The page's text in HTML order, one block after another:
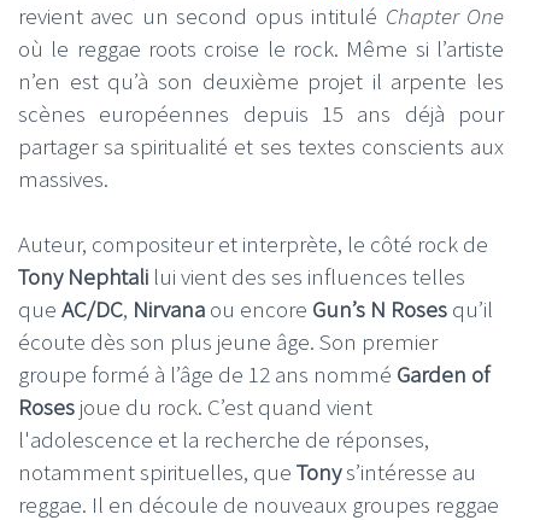
revient avec un second opus intitulé Chapter One
où le reggae roots croise le rock. Même si l’artiste
n’en est qu’à son deuxième projet il arpente les
scènes européennes depuis 15 ans déjà pour
partager sa spiritualité et ses textes conscients aux
massives.
Auteur, compositeur et interprète, le côté rock de
Tony Nephtali lui vient des ses influences telles
que AC/DC, Nirvana ou encore Gun’s N Roses qu’il
écoute dès son plus jeune âge. Son premier
groupe formé à l’âge de 12 ans nommé Garden of
Roses joue du rock. C’est quand vient
l'adolescence et la recherche de réponses,
notamment spirituelles, que Tonys’intéresse au
reggae. Il en découle de nouveaux groupes reggae